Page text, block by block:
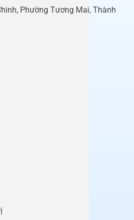
Phường Tương Mai, Thành